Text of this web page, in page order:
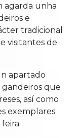
agarda unha
e
tradicional
visitantes de
apartado
gandeiros que
así como
exemplares